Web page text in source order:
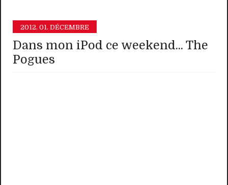
2012. 01. DÉCEMBRE
Dans mon iPod ce weekend... The
Pogues